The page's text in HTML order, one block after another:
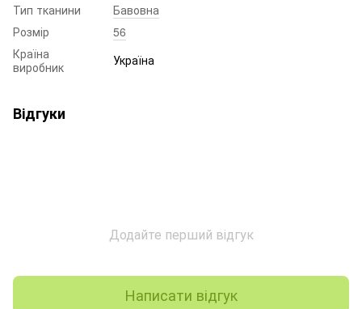
Тип тканини
Бавовна
Розмір
56
Країна
виробник
Україна
Відгуки
Додайте перший відгук
Написати відгук